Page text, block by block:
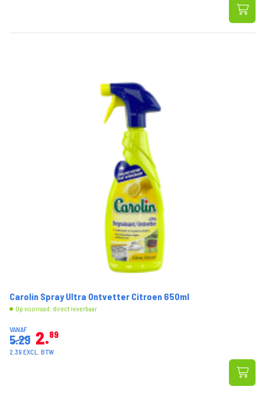
Carolin Spray Ultra Ontvetter Citroen 650ml
Op voorraad: direct leverbaar
VANAF
5.29 2 89
2.39 EXCL. BTW